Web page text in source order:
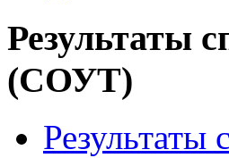
Результаты
(СОУТ)